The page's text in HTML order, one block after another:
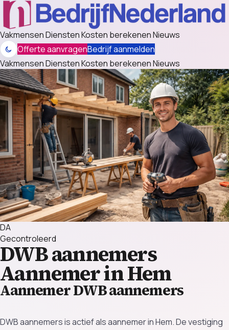
VakmensenDienstenKosten berekenenNieuws
Offerte aanvragenBedrijf aanmelden
VakmensenDienstenKosten berekenenNieuws
DA
Gecontroleerd
DWB aannemers
Aannemer in Hem
Aannemer DWB aannemers
DWB aannemers is actief als aannemer in Hem. De vestiging